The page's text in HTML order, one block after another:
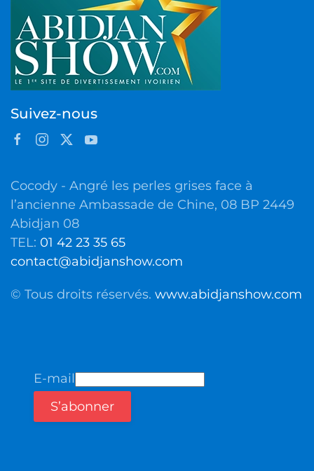
Suivez-nous
Cocody - Angré les perles grises face à
l’ancienne Ambassade de Chine, 08 BP 2449
Abidjan 08
TEL: 01 42 23 35 65
contact@abidjanshow.com
© Tous droits réservés. www.abidjanshow.com
E-mail
S’abonner